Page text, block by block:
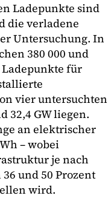
Ladepunkte sind
die verladene
Untersuchung. In
380 000 und
für
vier untersuchten
32,4 GW liegen.
an elektrischer
– wobei
je nach
und 50 Prozent
wird.